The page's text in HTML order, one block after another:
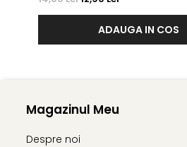
ADAUGA IN COS
Magazinul Meu
Despre noi